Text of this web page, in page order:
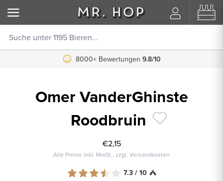
8000+ Bewertungen 9.8/10
Omer VanderGhinste
Roodbruin
€2,15
Alle Preise inkl. MwSt., zzgl. Versandkosten
7.3 / 10